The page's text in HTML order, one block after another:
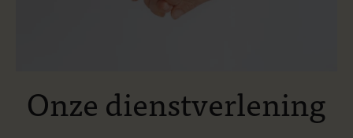
Onze dienstverlening